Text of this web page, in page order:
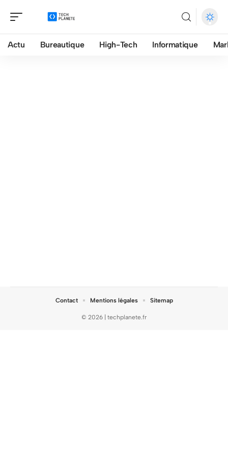
Actu Bureautique High-Tech Informatique
© 2026 | techplanete.fr
Contact Mentions légales Sitemap